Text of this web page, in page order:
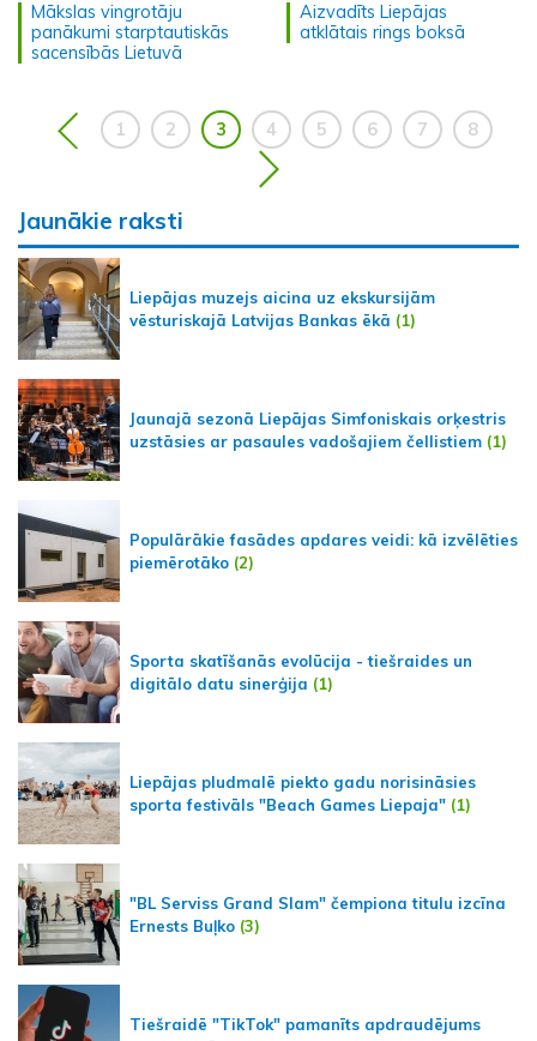
Mākslas vingrotāju
panākumi starptautiskās
sacensībās Lietuvā
Aizvadīts Liepājas
atklātais rings boksā
1 2 3 4 5 6 7 8
Jaunākie raksti
Liepājas muzejs aicina uz ekskursijām
vēsturiskajā Latvijas Bankas ēkā (1)
Jaunajā sezonā Liepājas Simfoniskais orķestris
uzstāsies ar pasaules vadošajiem čellistiem (1)
Populārākie fasādes apdares veidi: kā izvēlēties
piemērotāko (2)
Sporta skatīšanās evolūcija - tiešraides un
digitālo datu sinerģija (1)
Liepājas pludmalē piekto gadu norisināsies
sporta festivāls "Beach Games Liepaja" (1)
"BL Serviss Grand Slam" čempiona titulu izcīna
Ernests Buļko (3)
Tiešraidē "TikTok" pamanīts apdraudējums